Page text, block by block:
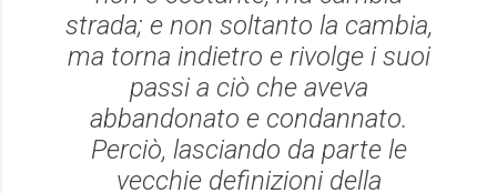
strada; e non soltanto la cambia,
ma torna indietro e rivolge i suoi
passi a ciò che aveva
abbandonato e condannato.
Perciò, lasciando da parte le
vecchie definizioni della